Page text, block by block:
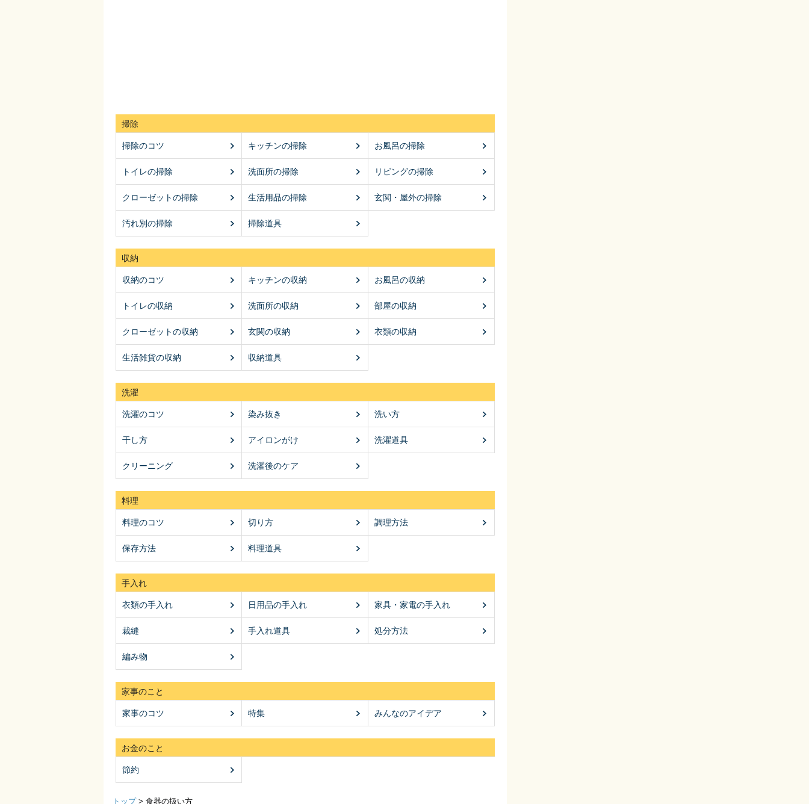
掃除
掃除のコツ キッチンの掃除 お風呂の掃除
トイレの掃除 洗面所の掃除 リビングの掃除
クローゼットの掃除 生活用品の掃除 玄関・屋外の掃除
汚れ別の掃除 掃除道具
収納
収納のコツ キッチンの収納 お風呂の収納
トイレの収納 洗面所の収納 部屋の収納
クローゼットの収納 玄関の収納 衣類の収納
生活雑貨の収納 収納道具
洗濯
洗濯のコツ 染み抜き 洗い方
干し方 アイロンがけ 洗濯道具
クリーニング 洗濯後のケア
料理
料理のコツ 切り方 調理方法
保存方法 料理道具
手入れ
衣類の手入れ 日用品の手入れ 家具・家電の手入れ
裁縫 手入れ道具 処分方法
編み物
家事のこと
家事のコツ 特集 みんなのアイデア
お金のこと
節約
トップ > 食器の扱い方